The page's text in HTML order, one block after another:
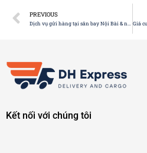
PREVIOUS
Kết nối với chúng tôi